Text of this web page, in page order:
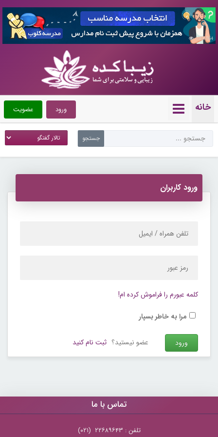
7356764
خانه عضویت ورود
ورود کاربران
کلمه عبورم را فراموش کرده ام!
مرا به خاطر بسپار
عضو نیستید؟ ثبت نام کنید
تماس با ما
تلفن : ۲۲۶۸۹۶۴۳ (۰۲۱)